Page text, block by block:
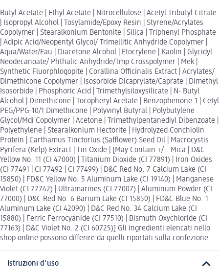
Butyl Acetate | Ethyl Acetate | Nitrocellulose | Acetyl Tributyl Citrate
| Isopropyl Alcohol | Tosylamide/Epoxy Resin | Styrene/Acrylates
Copolymer | Stearalkonium Bentonite | Silica | Triphenyl Phosphate
| Adipic Acid/Neopentyl Glycol/ Trimellitic Anhydride Copolymer |
Aqua/Water/Eau | Diacetone Alcohol | Etocrylene | Kaolin | Glycidyl
Neodecanoate/ Phthalic Anhydride/Tmp Crosspolymer | Mek |
Synthetic Fluorphlogopite | Corallina Officinalis Extract | Acrylates/
Dimethicone Copolymer | Isosorbide Dicaprylate/Caprate | Dimethyl
Isosorbide | Phosphoric Acid | Trimethylsiloxysilicate | N- Butyl
Alcohol | Dimethicone | Tocopheryl Acetate | Benzophenone-1 | Cetyl
PEG/PPG-10/1 Dimethicone | Polyvinyl Butyral | Polybutylene
Glycol/Mdi Copolymer | Acetone | Trimethylpentanediyl Dibenzoate |
Polyethylene | Stearalkonium Hectorite | Hydrolyzed Conchiolin
Protein | Carthamus Tinctorius (Safflower) Seed Oil | Macrocystis
Pyrifera (Kelp) Extract | Tin Oxide | [May Contain +/-: Mica | D&C
Yellow No. 11 (CI 47000) | Titanium Dioxide (CI 77891) | Iron Oxides
(CI 77491 | CI 77492 | CI 77499) | D&C Red No. 7 Calcium Lake (CI
15850) | FD&C Yellow No. 5 Aluminum Lake (CI 19140) | Manganese
Violet (CI 77742) | Ultramarines (CI 77007) | Aluminum Powder (CI
77000) | D&C Red No. 6 Barium Lake (CI 15850) | FD&C Blue No. 1
Aluminum Lake (CI 42090) | D&C Red No. 34 Calcium Lake (CI
15880) | Ferric Ferrocyanide (CI 77510) | Bismuth Oxychloride (CI
77163) | D&C Violet No. 2 (CI 60725)] Gli ingredienti elencati nello
shop online possono differire da quelli riportati sulla confezione.
Istruzioni d'uso